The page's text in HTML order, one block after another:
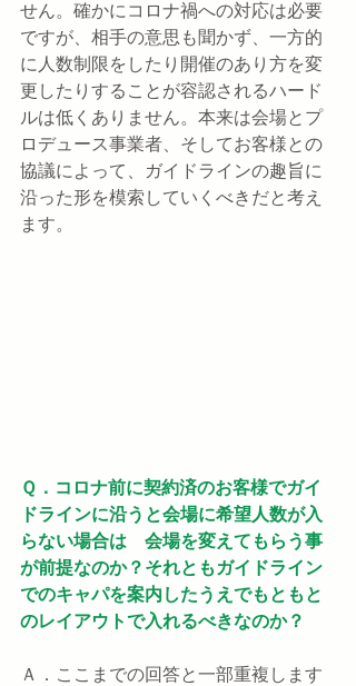
せん。確かにコロナ禍への対応は必要
ですが、相手の意思も聞かず、一方的
に人数制限をしたり開催のあり方を変
更したりすることが容認されるハード
ルは低くありません。本来は会場とプ
ロデュース事業者、そしてお客様との
協議によって、ガイドラインの趣旨に
沿った形を模索していくべきだと考え
ます。
Ｑ．コロナ前に契約済のお客様でガイ
ドラインに沿うと会場に希望人数が入
らない場合は　会場を変えてもらう事
が前提なのか？それともガイドライン
でのキャパを案内したうえでもともと
のレイアウトで入れるべきなのか？
Ａ．ここまでの回答と一部重複します